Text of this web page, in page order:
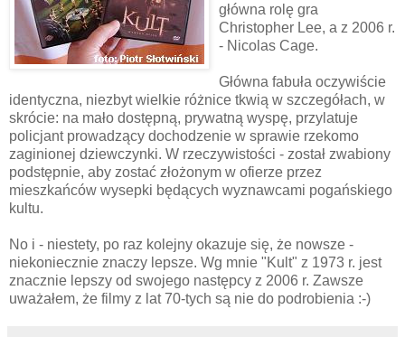
główna rolę gra
Christopher Lee, a z 2006 r.
- Nicolas Cage.
Główna fabuła oczywiście
identyczna, niezbyt wielkie różnice tkwią w szczegółach, w
skrócie: na mało dostępną, prywatną wyspę, przylatuje
policjant prowadzący dochodzenie w sprawie rzekomo
zaginionej dziewczynki. W rzeczywistości - został zwabiony
podstępnie, aby zostać złożonym w ofierze przez
mieszkańców wysepki będących wyznawcami pogańskiego
kultu.
No i - niestety, po raz kolejny okazuje się, że nowsze -
niekoniecznie znaczy lepsze. Wg mnie "Kult" z 1973 r. jest
znacznie lepszy od swojego następcy z 2006 r. Zawsze
uważałem, że filmy z lat 70-tych są nie do podrobienia :-)